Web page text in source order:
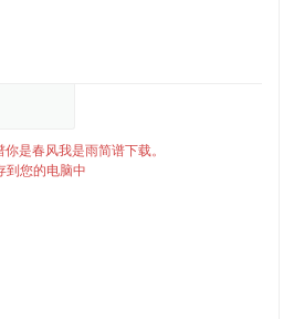
是春风我是雨简谱下载。
到您的电脑中